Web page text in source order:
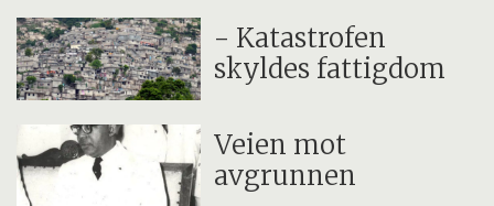
- Katastrofen
skyldes fattigdom
Veien mot
avgrunnen